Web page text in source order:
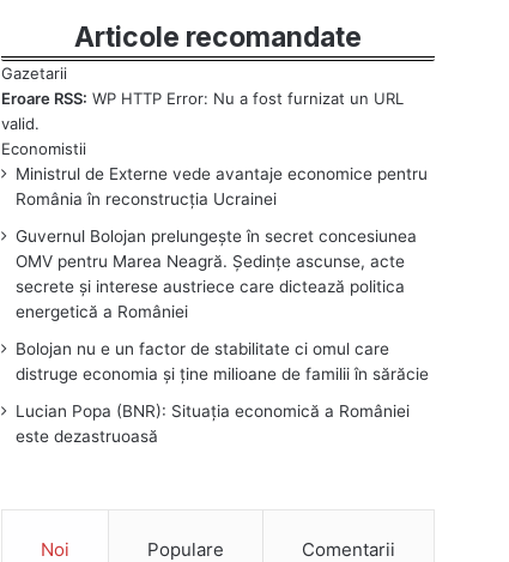
Articole recomandate
Eroare RSS: WP HTTP Error: Nu a fost furnizat un URL
valid.
Ministrul de Externe vede avantaje economice pentru
România în reconstrucția Ucrainei
Guvernul Bolojan prelungește în secret concesiunea
OMV pentru Marea Neagră. Ședințe ascunse, acte
secrete și interese austriece care dictează politica
energetică a României
Bolojan nu e un factor de stabilitate ci omul care
distruge economia și ține milioane de familii în sărăcie
Lucian Popa (BNR): Situația economică a României
este dezastruoasă
Noi Populare Comentarii